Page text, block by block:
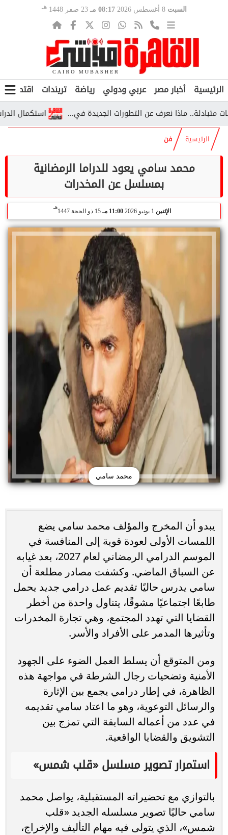
السبت 8 أغسطس 2026 08:17 مـ 23 صفر 1448 هـ
الرئيسية أخبار مصر عربي ودولي رياضة تريندات اقتصاد
استكمال الدراسة خارج مصر 2026.. الشروط والأوراق ماذا نعرف عن التطورات الجديدة في...
الرئيسية فن
محمد سامي يعود للدراما الرمضانية
بمسلسل عن المخدرات
الإثنين 11:00 مـ 15 ذو الحجة 1447
هـ
محمد سامي
يبدو أن المخرج والمؤلف محمد سامي يضع
اللمسات الأولى لعودة قوية إلى المنافسة في
الموسم الدرامي الرمضاني لعام 2027، بعد غيابه
عن السباق الماضي. وكشفت مصادر مطلعة أن
سامي يدرس حاليًا تقديم عمل درامي جديد يحمل
طابعًا اجتماعيًا مشوقًا، يتناول واحدة من أخطر
القضايا التي تهدد المجتمع، وهي تجارة المخدرات
وتأثيرها المدمر على الأفراد والأسر.
ومن المتوقع أن يسلط العمل الضوء على الجهود
الأمنية وتضحيات رجال الشرطة في مواجهة هذه
الظاهرة، في إطار درامي يجمع بين الإثارة
والرسائل التوعوية، وهو ما اعتاد سامي تقديمه
في عدد من أعماله السابقة التي تمزج بين
التشويق والقضايا الواقعية.
استمرار تصوير مسلسل «قلب شمس»
بالتوازي مع تحضيراته المستقبلية، يواصل محمد
سامي حاليًا تصوير مسلسله الجديد «قلب
شمس»، الذي يتولى فيه مهام التأليف والإخراج،